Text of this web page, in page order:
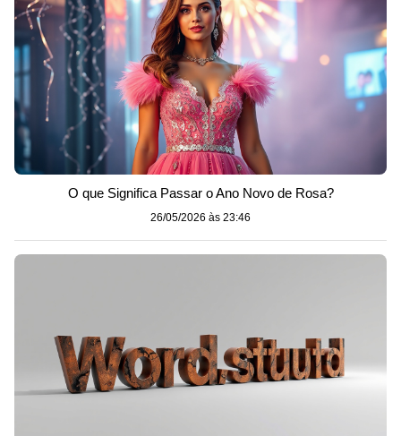
O que Significa Passar o Ano Novo de Rosa?
26/05/2026 às 23:46